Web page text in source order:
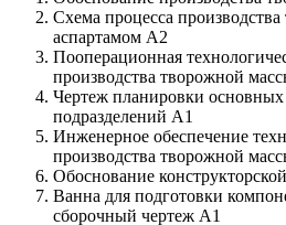
Схема процесса
аспартамом А2
Пооперационная
производства творожной
Чертеж планировки
подразделений А1
Инженерное обеспечение
производства творожной
Обоснование
Ванна для подготовки
сборочный чертеж А1